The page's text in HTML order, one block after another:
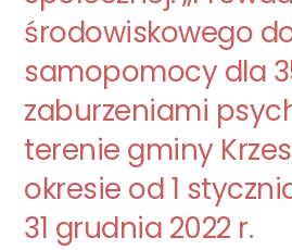
środowiskowego
samopomocy dla
zaburzeniami
terenie gminy
okresie od 1
31 grudnia 2022 r.